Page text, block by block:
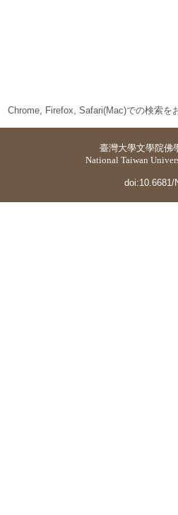
Chrome, Firefox, Safari(Mac)での検索を
臺灣大學文學院佛
National Taiwan
doi:10.6681/